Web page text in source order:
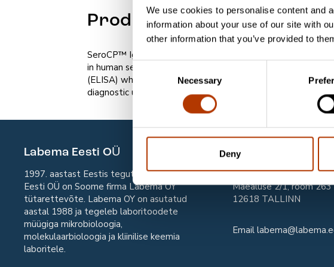
We use cookies to personalise content and
information about your use of our site with
other information that you’ve provided to
Consent
Selection
Necessary
Deny
Product information
SeroCP™ IgA kit is intended for the detection of IgA
in human serum. The Savyon SeroCP™ IgA kit is a
(ELISA) which is used as an aid in the diagnosis of
diagnostic use.
Labema Eesti OÜ
1997. aastast Eestis tegutsev Labema
Eesti OÜ on Soome firma Labema OY
tütarettevõte. Labema OY on asutatud
aastal 1988 ja tegeleb laboritoodete
müügiga mikrobioloogia,
molekulaarbioloogia ja kliinilise keemia
laboritele.
Kontaktandmed
Labema Eesti OÜ
Mäealuse 2/1, room 263
12618 TALLINN
Email